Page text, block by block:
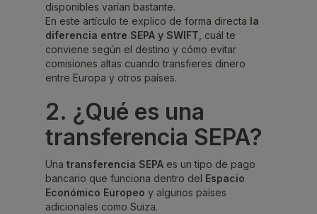
disponibles varían bastante.
En este artículo te explico de forma directa la
diferencia entre SEPA y SWIFT , cuál te
conviene según el destino y cómo evitar
comisiones altas cuando transfieres dinero
entre Europa y otros países.
2. ¿Qué es una
transferencia SEPA?
Una transferencia SEPA es un tipo de pago
bancario que funciona dentro del Espacio
Económico Europeo y algunos países
adicionales como Suiza.